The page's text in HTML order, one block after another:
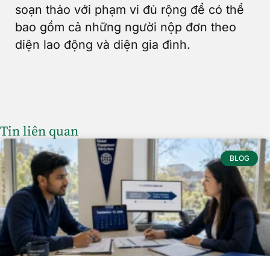
soạn thảo với phạm vi đủ rộng để có thể
bao gồm cả những người nộp đơn theo
diện lao động và diện gia đình.
Tin liên quan
BLOG